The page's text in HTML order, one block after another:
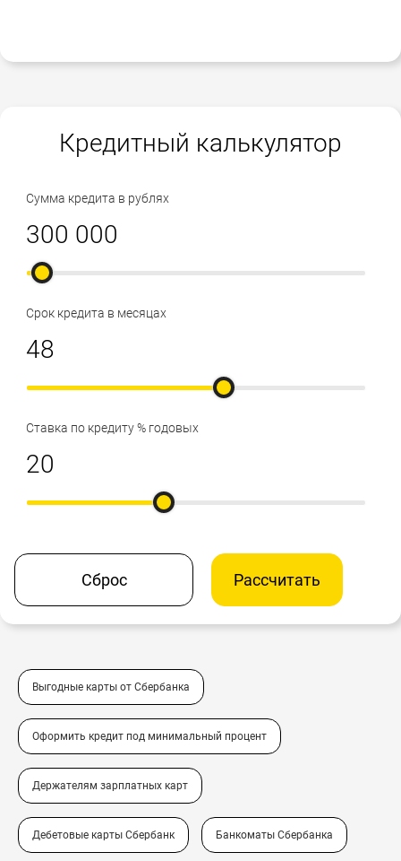
Кредитный калькулятор
Сумма кредита в рублях
Срок кредита в месяцах
Ставка по кредиту % годовых
Сброс Рассчитать
Выгодные карты от Сбербанка
Оформить кредит под минимальный процент
Держателям зарплатных карт
Дебетовые карты Сбербанк Банкоматы Сбербанка